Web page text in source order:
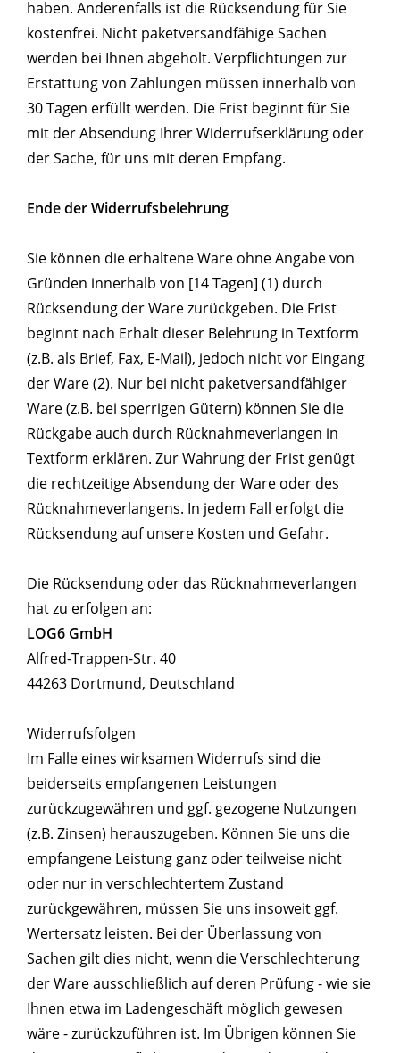
haben. Anderenfalls ist die Rücksendung für Sie
kostenfrei. Nicht paketversandfähige Sachen
werden bei Ihnen abgeholt. Verpflichtungen zur
Erstattung von Zahlungen müssen innerhalb von
30 Tagen erfüllt werden. Die Frist beginnt für Sie
mit der Absendung Ihrer Widerrufserklärung oder
der Sache, für uns mit deren Empfang.
Ende der Widerrufsbelehrung
Sie können die erhaltene Ware ohne Angabe von
Gründen innerhalb von [14 Tagen] (1) durch
Rücksendung der Ware zurückgeben. Die Frist
beginnt nach Erhalt dieser Belehrung in Textform
(z.B. als Brief, Fax, E-Mail), jedoch nicht vor Eingang
der Ware (2). Nur bei nicht paketversandfähiger
Ware (z.B. bei sperrigen Gütern) können Sie die
Rückgabe auch durch Rücknahmeverlangen in
Textform erklären. Zur Wahrung der Frist genügt
die rechtzeitige Absendung der Ware oder des
Rücknahmeverlangens. In jedem Fall erfolgt die
Rücksendung auf unsere Kosten und Gefahr.
Die Rücksendung oder das Rücknahmeverlangen
hat zu erfolgen an:
LOG6 GmbH
Alfred-Trappen-Str. 40
44263 Dortmund, Deutschland
Widerrufsfolgen
Im Falle eines wirksamen Widerrufs sind die
beiderseits empfangenen Leistungen
zurückzugewähren und ggf. gezogene Nutzungen
(z.B. Zinsen) herauszugeben. Können Sie uns die
empfangene Leistung ganz oder teilweise nicht
oder nur in verschlechtertem Zustand
zurückgewähren, müssen Sie uns insoweit ggf.
Wertersatz leisten. Bei der Überlassung von
Sachen gilt dies nicht, wenn die Verschlechterung
der Ware ausschließlich auf deren Prüfung - wie sie
Ihnen etwa im Ladengeschäft möglich gewesen
wäre - zurückzuführen ist. Im Übrigen können Sie